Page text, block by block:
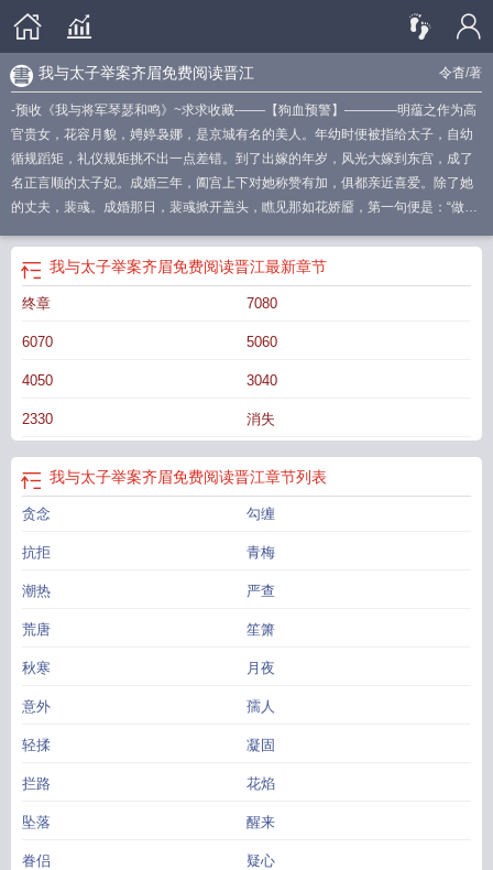
令杳/著
我与太子举案齐眉免费阅读晋江
-预收《我与将军琴瑟和鸣》~求求收藏-——【狗血预警】————明蕴之作为高
官贵女，花容月貌，娉婷袅娜，是京城有名的美人。年幼时便被指给太子，自幼
循规蹈矩，礼仪规矩挑不出一点差错。到了出嫁的年岁，风光大嫁到东宫，成了
名正言顺的太子妃。成婚三年，阖宫上下对她称赞有加，俱都亲近喜爱。除了她
的丈夫，裴彧。成婚那日，裴彧掀开盖头，瞧见那如花娇靥，第一句便是：“做孤
她就已经看到了自己的未来。她会与殿下举案齐眉，相敬如宾，却无关感情。成
婚第三年，明蕴之偶然发觉，不知从何时开始，裴彧变了。以往下朝便回书房的
他，如今第一时间钻进她的寝殿，黏黏糊糊抱着她说话；从未准备过特殊礼物的
她回答。……发展到最后，满京城的夫人都来向她请教御夫之术。明蕴之：……
个不知所以的梦，醒来头痛欲裂，痛彻心扉。看着躺在他身边，睡得安宁的女
日，七色团花四扇屏风之后，环佩轻响，故作老成的明艳少女一步一步从其后走
出，兰草香气愈发浓郁。有人道：“蕴之，这便是太子殿下。”少女红了脸，低垂着
杏眸行礼问安。而他也攥紧了掌心，叫了声“蕴之妹妹”。他是聪明人。聪明人，便
绝不会重蹈覆辙。——————1.男主逐渐想起前世2.先婚后爱，婚内追妻，双c
鸣》一场意外，让谈云姝嫁给了姐姐的未婚夫。她自知身份低微，在府中谨小慎
微，日夜操劳，不敢有半点行差踏错。人人都道她将军府如今花团锦簇，琴瑟和
夫君半点柔情。她想，或许他真的是块捂不热的坚冰。直到谈云姝瞧见他对着姐
她罢了。成婚的第七年，谈云姝一时失神，落水而亡。再醒来的时候，她回到了
四年前。彼时她刚刚诞下他们的嫡子，满心欢喜地期待着日后。谈云姝看着那个
了。重活一世，她只想对得起自己。-秦穆一身军功，自沙场上搏天下，战功赫
赫，有战神之名。少有人知，他的婚事背后有着怎样的一桩龌龊算计。好在夫人
就这样过下去，倒也不错。直到他亲眼瞧见他的妻子，对着旁人盈盈笑开，亲口
我与太子举案齐眉免费阅读晋江最新章节
终章 7080
6070 5060
4050 3040
2330 消失
我与太子举案齐眉免费阅读晋江章节列表
贪念 勾缠
抗拒 青梅
潮热 严查
荒唐 笙箫
秋寒 月夜
意外 孺人
轻揉 凝固
拦路 花焰
坠落 醒来
眷侣 疑心